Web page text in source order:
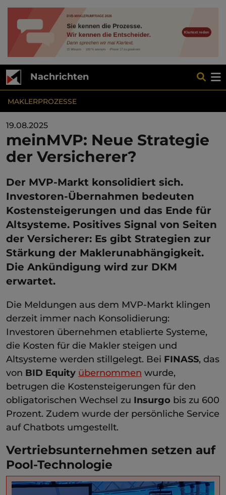
Nachrichten
MAKLERPROZESSE
19.08.2025
meinMVP: Neue Strategie
der Versicherer?
Der MVP-Markt konsolidiert sich.
Investoren-Übernahmen bedeuten
Kostensteigerungen und das Ende für
Altsysteme. Positives Signal von Seiten
der Versicherer: Es gibt Strategien zur
Stärkung der Maklerunabhängigkeit.
Die Ankündigung wird zur DKM
erwartet.
Die Meldungen aus dem MVP-Markt klingen
derzeit immer nach Konsolidierung:
Investoren übernehmen etablierte Systeme,
die Kosten für die Makler steigen und
Altsysteme werden stillgelegt. Bei FINASS, das
von BID Equity übernommen wurde,
betrugen die Kostensteigerungen für den
obligatorischen Wechsel zu Insurgo bis zu 600
Prozent. Zudem wurde der persönliche Service
auf Chatbots umgestellt.
Vertriebsunternehmen setzen auf
Pool-Technologie